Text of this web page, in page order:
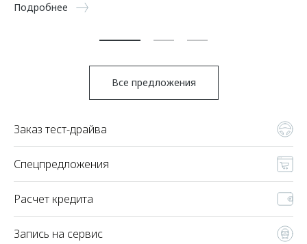
Подробнее
Все предложения
Заказ тест-драйва
Спецпредложения
Расчет кредита
Запись на сервис